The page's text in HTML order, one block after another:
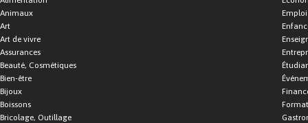
Animaux
Art
Art de vivre
Assurances
Beauté, Cosmétiques
Bien-être
Bijoux
Boissons
Bricolage, Outillage
Emploi